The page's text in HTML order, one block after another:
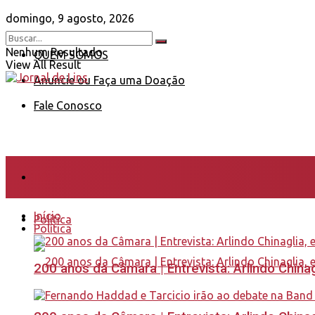
domingo, 9 agosto, 2026
QUEM SOMOS
Anuncie ou Faça uma Doação
Fale Conosco
Nenhum Resultado
View All Result
Política
Início
Política
200 anos da Câmara | Entrevista: Arlindo